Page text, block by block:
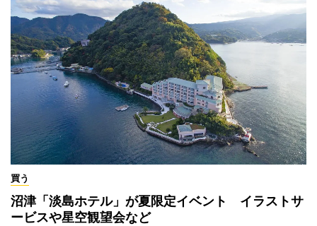
買う
沼津「淡島ホテル」が夏限定イベント イラストサ
ービスや星空観望会など